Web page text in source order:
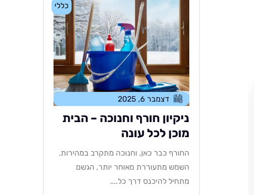
כללי
דצמבר 6, 2025
ניקיון חורף וחנוכה – הבית
מוכן לכל עונה
החורף כבר כאן, וחנוכה מתקרב במהירות.
השמש מתעוררת מאוחר יותר, הגשם
מתחיל להיכנס דרך כל....